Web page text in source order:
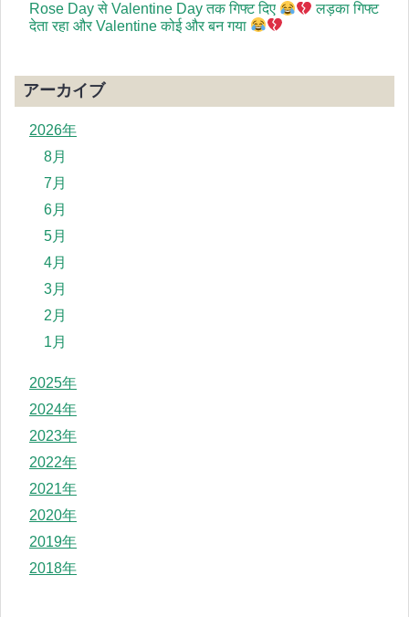
Rose Day से Valentine Day तक गिफ्ट दिए
लड़का गिफ्ट
देता रहा और Valentine कोई और बन गया
アーカイブ
2026年
8月
7月
6月
5月
4月
3月
2月
1月
2025年
2024年
2023年
2022年
2021年
2020年
2019年
2018年